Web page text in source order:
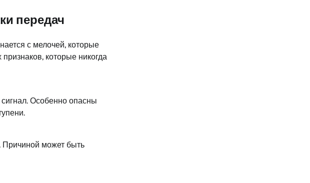
передач
с мелочей, которые
которые никогда
Особенно опасны
может быть